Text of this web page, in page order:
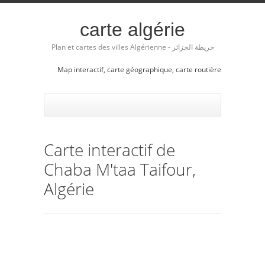
carte algérie
Plan et cartes des villes Algérienne - خريطة الجزائر
Map interactif, carte géographique, carte routière
Carte interactif de
Chaba M'taa Taifour,
Algérie